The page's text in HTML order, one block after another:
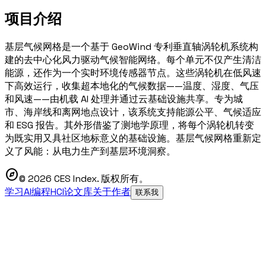
项目介绍
基层气候网格是一个基于 GeoWind 专利垂直轴涡轮机系统构
建的去中心化风力驱动气候智能网络。每个单元不仅产生清洁
能源，还作为一个实时环境传感器节点。这些涡轮机在低风速
下高效运行，收集超本地化的气候数据——温度、湿度、气压
和风速——由机载 AI 处理并通过云基础设施共享。专为城
市、海岸线和离网地点设计，该系统支持能源公平、气候适应
和 ESG 报告。其外形借鉴了测地学原理，将每个涡轮机转变
为既实用又具社区地标意义的基础设施。基层气候网格重新定
义了风能：从电力生产到基层环境洞察。
explore© 2026 CES Index. 版权所有。
学习AI编程HCI论文库关于作者 联系我